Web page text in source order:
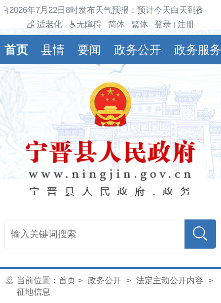
2026年7月22日8时发布天气预报：预计今天白天到夜
适老化
无障碍 简体 繁体 登录 注册
首页 县情 要闻 政务公开 政务服务
当前位置： 首页 > 政务公开> 法定主动公开内容 >
征地信息